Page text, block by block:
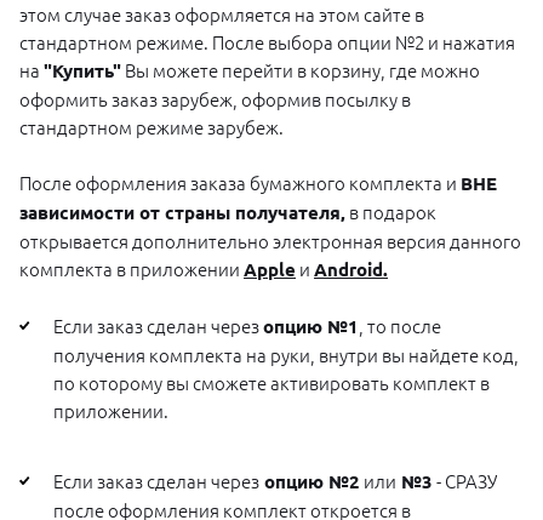
этом случае заказ оформляется на этом сайте в
стандартном режиме. После выбора опции №2 и нажатия
на "Купить" Вы можете перейти в корзину, где можно
оформить заказ зарубеж, оформив посылку в
стандартном режиме зарубеж.
После оформления заказа бумажного комплекта и ВНЕ
зависимости от страны получателя, в подарок
открывается дополнительно электронная версия данного
комплекта в приложении Apple и Android.
Если заказ сделан черезопцию №1 , то после
получения комплекта на руки, внутри вы найдете код,
по которому вы сможете активировать комплект в
приложении.
Если заказ сделан через опцию №2 или №3 - СРАЗУ
после оформления комплект откроется в